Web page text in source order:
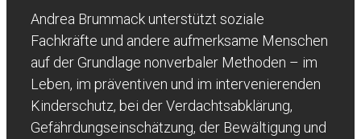
Andrea Brummack unterstützt soziale
Fachkräfte und andere aufmerksame Menschen
auf der Grundlage nonverbaler Methoden – im
Leben, im präventiven und im intervenierenden
Kinderschutz, bei der Verdachtsabklärung,
Gefährdungseinschätzung, der Bewältigung und